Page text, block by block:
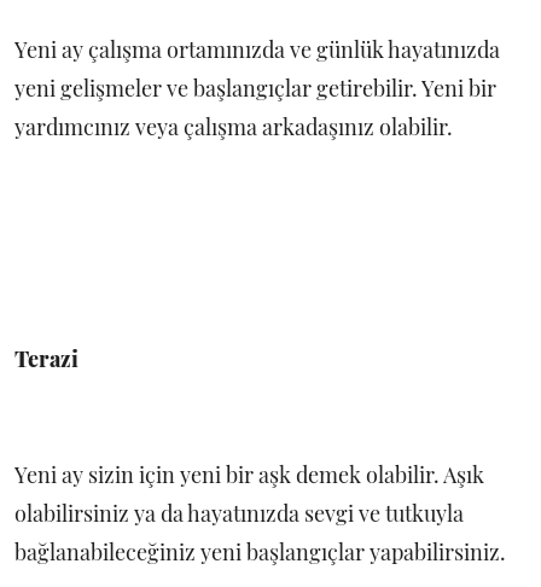
Yeni ay çalışma ortamınızda ve günlük hayatınızda
yeni gelişmeler ve başlangıçlar getirebilir. Yeni bir
yardımcınız veya çalışma arkadaşınız olabilir.
Terazi
Yeni ay sizin için yeni bir aşk demek olabilir. Aşık
olabilirsiniz ya da hayatınızda sevgi ve tutkuyla
bağlanabileceğiniz yeni başlangıçlar yapabilirsiniz.